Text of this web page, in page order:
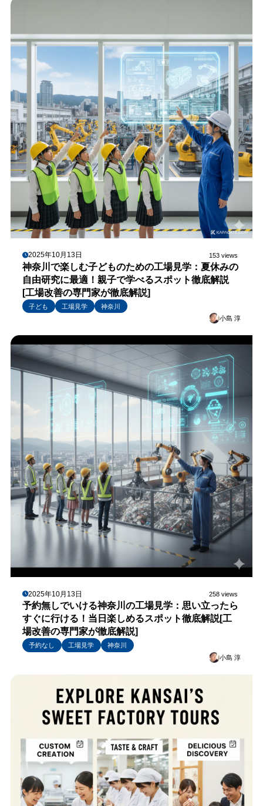
2025年10月13日 153 views
神奈川で楽しむ子どものための工場見学：夏休みの
自由研究に最適！親子で学べるスポット徹底解説
[工場改善の専門家が徹底解説]
子ども 工場見学
神奈川
小島 淳
2025年10月13日 258 views
予約無しでいける神奈川の工場見学：思い立ったら
すぐに行ける！当日楽しめるスポット徹底解説[工
場改善の専門家が徹底解説]
予約なし 工場見学
神奈川
小島 淳